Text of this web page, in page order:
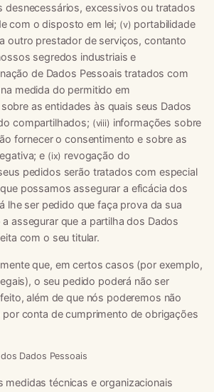
desnecessários, excessivos ou tratados
com o disposto em lei; (v) portabilidade
outro prestador de serviços, contanto
segredos industriais e
de Dados Pessoais tratados com
medida do permitido em
as entidades às quais seus Dados
compartilhados; (viii) informações sobre
fornecer o consentimento e sobre as
e (ix) revogação do
pedidos serão tratados com especial
possamos assegurar a eficácia dos
lhe ser pedido que faça prova da sua
assegurar que a partilha dos Dados
com o seu titular.
que, em certos casos (por exemplo,
o seu pedido poderá não ser
além de que nós poderemos não
conta de cumprimento de obrigações
Dados Pessoais
medidas técnicas e organizacionais